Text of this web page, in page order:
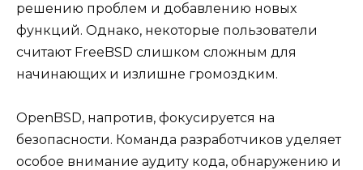
решению проблем и добавлению новых
функций. Однако, некоторые пользователи
считают FreeBSD слишком сложным для
начинающих и излишне громоздким.
OpenBSD, напротив, фокусируется на
безопасности. Команда разработчиков уделяет
особое внимание аудиту кода, обнаружению и